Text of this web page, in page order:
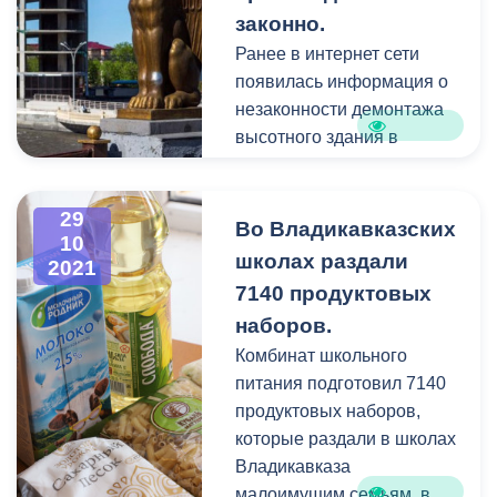
администрации местного
самоуправления города
Владикавказ Вячеслав
Мильдзихов почтили
память погибших и
церемонии также
участвовали руководители
министерств и ведомств,
заместители главы АМС
г.Владикавказа,
сотрудники
правоохранительных
органов, активисты
общественных и
молодежных организаций,
законно.
Ранее в интернет сети
появилась информация о
незаконности демонтажа
высотного здания в
сообщает, что на
демонтаж объекта
незаконного
строительства есть вся
необходимая проектная
документация,
соглашения и разрешения
от ответственных
29
10
2021
Во Владикавказских
школах раздали
7140 продуктовых
наборов.
Комбинат школьного
питания подготовил 7140
продуктовых наборов,
которые раздали в школах
Владикавказа